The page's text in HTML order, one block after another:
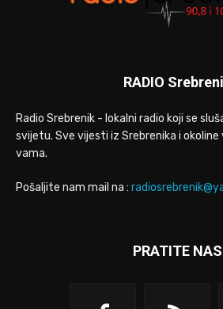
RADIO
Radio Srebrenik - lokalni radio koji se
svijetu. Sve vijesti iz Srebrenika i okoline
vama.
Pošaljite nam mail na :
PRATITE NAS